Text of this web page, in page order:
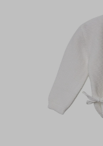
kwaliteit
webshop